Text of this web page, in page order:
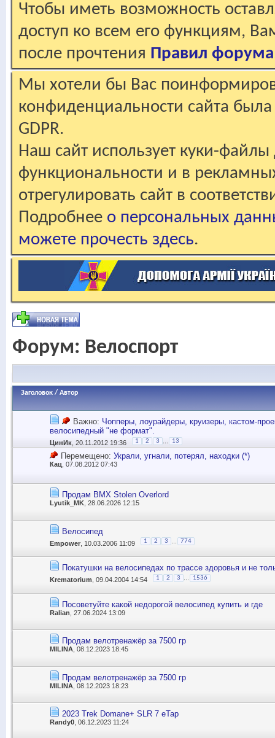
Чтобы иметь возможность
доступ ко всем его функциям,
после прочтения Правил форума
Мы хотели бы Вас
конфиденциальности сайта
GDPR.
Наш сайт использует куки-файлы
функциональности и в
отрегулировать сайт в
Подробнее о персональных
можете прочесть здесь.
Форум: Велоспорт
Заголовок / Автор
Важно: Чопперы, лоурайдеры, круизеры, кастом-
велосипедный "не формат".
ЦинИк , 20.11.2012 19:36 1 2 3 13
Перемещено: Украли, угнали, потерял, находки (*)
Кац , 07.08.2012 07:43
Продам BMX Stolen Overlord
Lyutik_MK , 28.06.2026 12:15
Велосипед
Empower , 10.03.2006 11:09 1 2 3 ... 774
Покатушки на велосипедах по трассе здоровья и не
Krematorium , 09.04.2004 14:54 1 2 3 1536
Посоветуйте какой недорогой велосипед купить и где
Ralian , 27.06.2024 13:09
Продам велотренажёр за 7500 гр
MILINA , 08.12.2023 18:45
Продам велотренажёр за 7500 гр
MILINA , 08.12.2023 18:23
2023 Trek Domane+ SLR 7 eTap
Randy0 , 06.12.2023 11:24